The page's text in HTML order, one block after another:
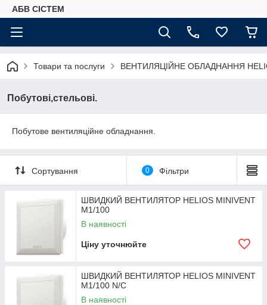
АБВ СІСТЕМ
Товари та послуги ВЕНТИЛЯЦІЙНЕ ОБЛАДНАННЯ
Побутові,стельові.
Побутове вентиляційне обладнання.
Сортування 0 Фільтри
ШВИДКИЙ ВЕНТИЛЯТОР HELIOS MINIVENT
M1/100
В наявності
Ціну уточнюйте
ШВИДКИЙ ВЕНТИЛЯТОР HELIOS MINIVENT
M1/100 N/C
В наявності